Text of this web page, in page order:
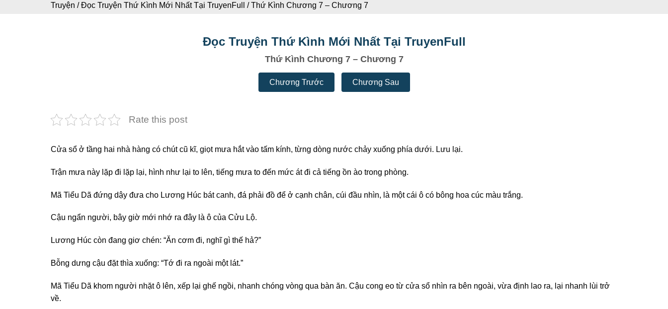
Truyện /Đọc Truyện Thứ Kình Mới Nhất Tại TruyenFull /Thứ Kình Chương 7 – Chương 7
Đọc Truyện Thứ Kình Mới Nhất Tại TruyenFull
Thứ Kình Chương 7 – Chương 7
Chương Trước Chương Sau
Rate this post
Cửa sổ ở tầng hai nhà hàng có chút cũ kĩ, giọt mưa hắt vào tấm kính, từng dòng nước chảy xuống phía dưới. Lưu lại.
Trận mưa này lặp đi lặp lại, hình như lại to lên, tiếng mưa to đến mức át đi cả tiếng ồn ào trong phòng.
Mã Tiểu Dã đứng dậy đưa cho Lương Húc bát canh, đá phải đồ để ở cạnh chân, cúi đầu nhìn, là một cái ô có bông hoa cúc màu trắng.
Cậu ngẩn người, bây giờ mới nhớ ra đây là ô của Cửu Lộ.
Lương Húc còn đang giơ chén: “Ăn cơm đi, nghĩ gì thế hả?”
Bỗng dưng cậu đặt thìa xuống: “Tớ đi ra ngoài một lát.”
Mã Tiểu Dã khom người nhặt ô lên, xếp lại ghế ngồi, nhanh chóng vòng qua bàn ăn. Cậu cong eo từ cửa sổ nhìn ra bên ngoài, vừa định lao ra, lại nhanh lùi trở
về.